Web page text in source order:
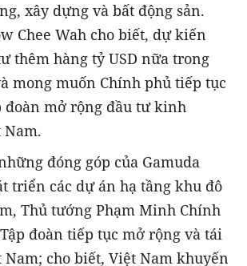
xây dựng và bất động sản.
Chee Wah cho biết, dự kiến
thêm hàng tỷ USD nữa trong
mong muốn Chính phủ tiếp tục
đoàn mở rộng đầu tư kinh
Nam.
đóng góp của Gamuda
triển các dự án hạ tầng khu đô
Thủ tướng Phạm Minh Chính
đoàn tiếp tục mở rộng và tái
cho biết, Việt Nam khuyến